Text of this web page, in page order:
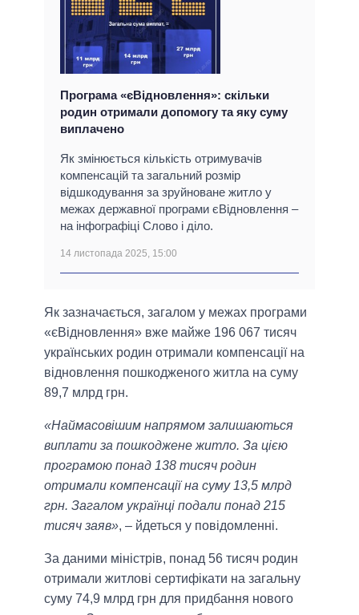
Програма «єВідновлення»: скільки
родин отримали допомогу та яку суму
виплачено
Як змінюється кількість отримувачів
компенсацій та загальний розмір
відшкодування за зруйноване житло у
межах державної програми єВідновлення –
на інфографіці Слово і діло.
14 листопада 2025, 15:00
Як зазначається, загалом у межах програми
«єВідновлення» вже майже 196 067 тисяч
українських родин отримали компенсації на
відновлення пошкодженого житла на суму
89,7 млрд грн.
«Наймасовішим напрямом залишаються
виплати за пошкоджене житло. За цією
програмою понад 138 тисяч родин
отримали компенсації на суму 13,5 млрд
грн. Загалом українці подали понад 215
тисяч заяв», – йдеться у повідомленні.
За даними міністрів, понад 56 тисяч родин
отримали житлові сертифікати на загальну
суму 74,9 млрд грн для придбання нового